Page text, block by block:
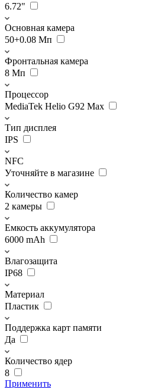
6.72"
Основная камера
50+0.08 Мп
Фронтальная камера
8 Мп
Процессор
MediaTek Helio G92 Max
Тип дисплея
IPS
NFC
Уточняйте в магазине
Количество камер
2 камеры
Емкость аккумулятора
6000 mAh
Влагозащита
IP68
Материал
Пластик
Поддержка карт памяти
Да
Количество ядер
8
Применить